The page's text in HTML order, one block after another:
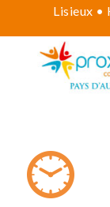
Lisieux •